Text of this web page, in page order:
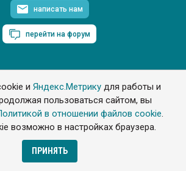
иЯндекс.Метрику для работы и
пользоваться сайтом, вы
в отношении файлов cookie.
возможно в настройках браузера.
ПРИНЯТЬ
написать нам
перейти на форум
© 2006. Все права защищены
материалов сайта с обязательной
ссылкой на www.e-plastic.ru
Разработка сайта